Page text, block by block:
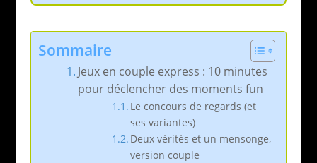
Sommaire
Jeux en couple express : 10 minutes
pour déclencher des moments fun
Le concours de regards (et
ses variantes)
Deux vérités et un mensonge,
version couple